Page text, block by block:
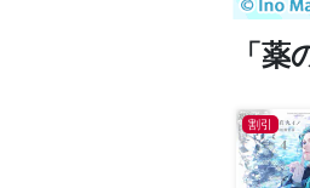
「
割引